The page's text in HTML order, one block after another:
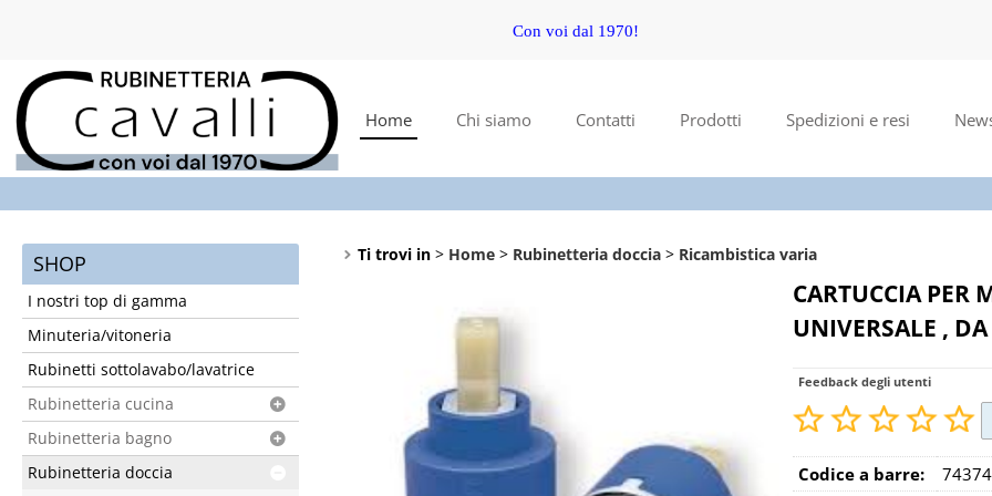
Con voi dal 1970!
Per
Home Chi siamo Contatti Prodotti Spedizioni e resi
SHOP
I nostri top di gamma
Minuteria/vitoneria
Rubinetti sottolavabo/lavatrice
Rubinetteria cucina
Rubinetteria bagno
Rubinetteria doccia
Ti trovi in Home Rubinetteria doccia Ricambistica varia
CARTUCCIA PER
UNIVERSALE ,
Feedback degli utenti
Codice a barre: